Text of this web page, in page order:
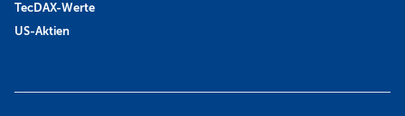
TecDAX-Werte
US-Aktien